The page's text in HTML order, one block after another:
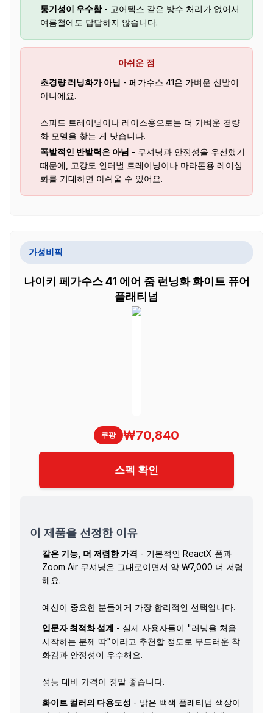
통기성이 우수함- 고어텍스 같은 방수 처리가 없어서
여름철에도 답답하지 않습니다.
아쉬운 점
초경량 러닝화가 아님 - 페가수스 41은 가벼운 신발이
아니에요.
스피드 트레이닝이나 레이스용으로는 더 가벼운 경량
화 모델을 찾는 게 낫습니다.
폭발적인 반발력은 아님 - 쿠셔닝과 안정성을 우선했기
때문에, 고강도 인터벌 트레이닝이나 마라톤용 레이싱
화를 기대하면 아쉬울 수 있어요.
가성비픽
나이키 페가수스 41 에어 줌 런닝화 화이트 퓨어
플래티넘
쿠팡 ₩70,840
스펙 확인
이 제품을 선정한 이유
같은 기능, 더 저렴한 가격 - 기본적인 ReactX 폼과
Zoom Air 쿠셔닝은 그대로이면서 약 ₩7,000 더 저렴
해요.
예산이 중요한 분들에게 가장 합리적인 선택입니다.
입문자 최적화 설계 - 실제 사용자들이 "러닝을 처음
시작하는 분께 딱"이라고 추천할 정도로 부드러운 착
화감과 안정성이 우수해요.
성능 대비 가격이 정말 좋습니다.
화이트 컬러의 다용도성 - 밝은 백색 플래티넘 색상이